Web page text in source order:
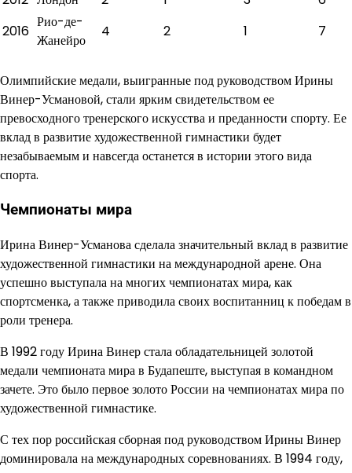
2016
Рио-де-
Жанейро
4 2 1 7
Олимпийские медали, выигранные под руководством Ирины
Винер-Усмановой, стали ярким свидетельством ее
превосходного тренерского искусства и преданности спорту. Ее
вклад в развитие художественной гимнастики будет
незабываемым и навсегда останется в истории этого вида
спорта.
Чемпионаты мира
Ирина Винер-Усманова сделала значительный вклад в развитие
художественной гимнастики на международной арене. Она
успешно выступала на многих чемпионатах мира, как
спортсменка, а также приводила своих воспитанниц к победам в
роли тренера.
В 1992 году Ирина Винер стала обладательницей золотой
медали чемпионата мира в Будапеште, выступая в командном
зачете. Это было первое золото России на чемпионатах мира по
художественной гимнастике.
С тех пор российская сборная под руководством Ирины Винер
доминировала на международных соревнованиях. В 1994 году,